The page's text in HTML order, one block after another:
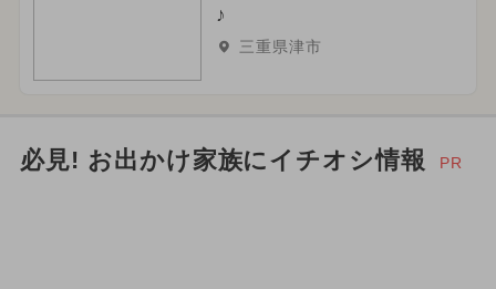
♪
三重県津市
必見! お出かけ家族にイチオシ情報 PR